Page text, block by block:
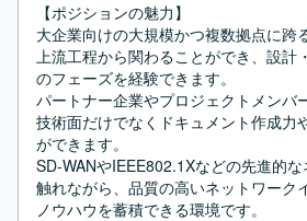
【ポジションの魅力】
大企業向けの大規模かつ複数拠点に跨
上流工程から関わることができ、設計
のフェーズを経験できます。
パートナー企業やプロジェクトメンバ
技術面だけでなくドキュメント作成力
ができます。
SD-WANやIEEE802.1Xなどの先進的
触れながら、品質の高いネットワーク
ノウハウを蓄積できる環境です。